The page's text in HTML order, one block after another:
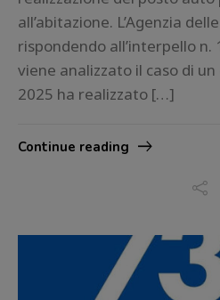
all’abitazione. L’Agenzia
rispondendo all’interpello n.
viene analizzato il caso di
2025 ha realizzato […]
Continue reading